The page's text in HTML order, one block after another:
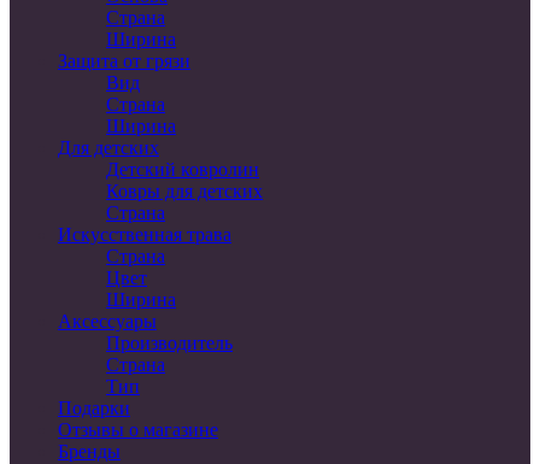
Страна
Ширина
Защита от грязи
Вид
Страна
Ширина
Для детских
Детский ковролин
Ковры для детских
Страна
Искусственная трава
Страна
Цвет
Ширина
Аксессуары
Производитель
Страна
Тип
Подарки
Отзывы о магазине
Бренды